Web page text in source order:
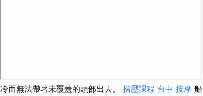
冷而無法帶著未覆蓋的頭部出去。 指壓課程 台中 按摩